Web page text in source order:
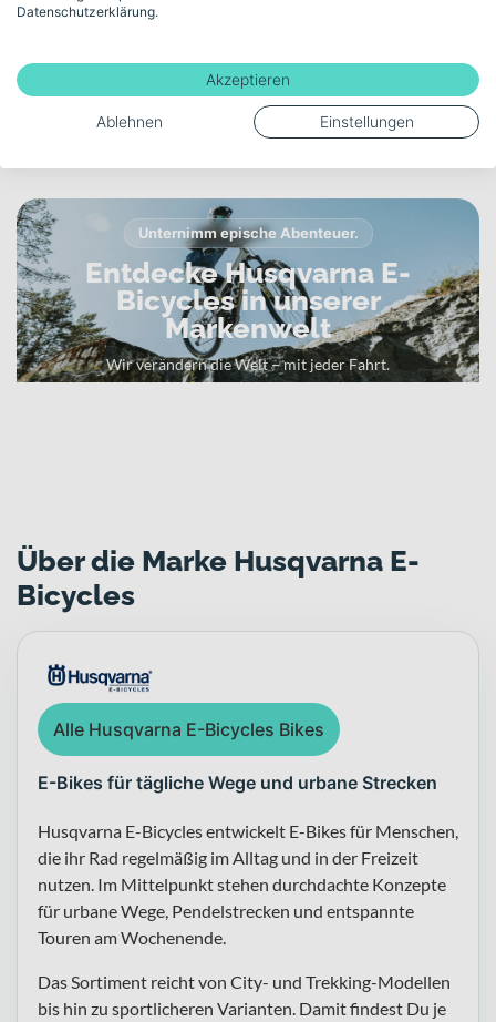
Akku-Kapazität (Wh)
Mehr anzeigen
Unternimm epische Abenteuer.
Entdecke Husqvarna E-
Bicycles in unserer
Markenwelt
Wir verändern die Welt – mit jeder Fahrt.
Über die Marke Husqvarna E-
Bicycles
Alle Husqvarna E-Bicycles Bikes
E-Bikes für tägliche Wege und urbane Strecken
Husqvarna E-Bicycles entwickelt E-Bikes für Menschen,
die ihr Rad regelmäßig im Alltag und in der Freizeit
nutzen. Im Mittelpunkt stehen durchdachte Konzepte
für urbane Wege, Pendelstrecken und entspannte
Touren am Wochenende.
Das Sortiment reicht von City- und Trekking-Modellen
bis hin zu sportlicheren Varianten. Damit findest Du je
Datenschutzerklärung.
Akzeptieren
Ablehnen Einstellungen